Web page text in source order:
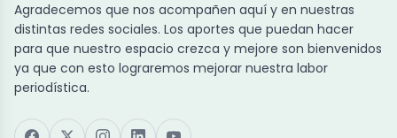
Agradecemos que nos acompañen aquí y en nuestras
distintas redes sociales. Los aportes que puedan hacer
para que nuestro espacio crezca y mejore son bienvenidos
ya que con esto lograremos mejorar nuestra labor
periodística.